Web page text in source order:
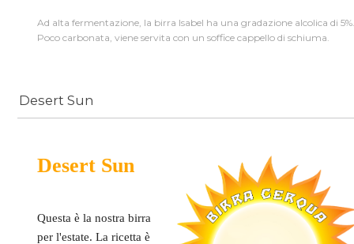
Ad alta fermentazione, la birra Isabel ha una gradazione alcolica di
Poco carbonata, viene servita con un soffice cappello di schiuma.
Desert Sun
Desert Sun
Questa è la nostra birra
per l'estate. La ricetta è